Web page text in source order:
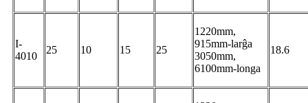
I-
4010
25 10 15 25
1220mm,
915mm-larĝa
3050mm,
6100mm-longa
18.6